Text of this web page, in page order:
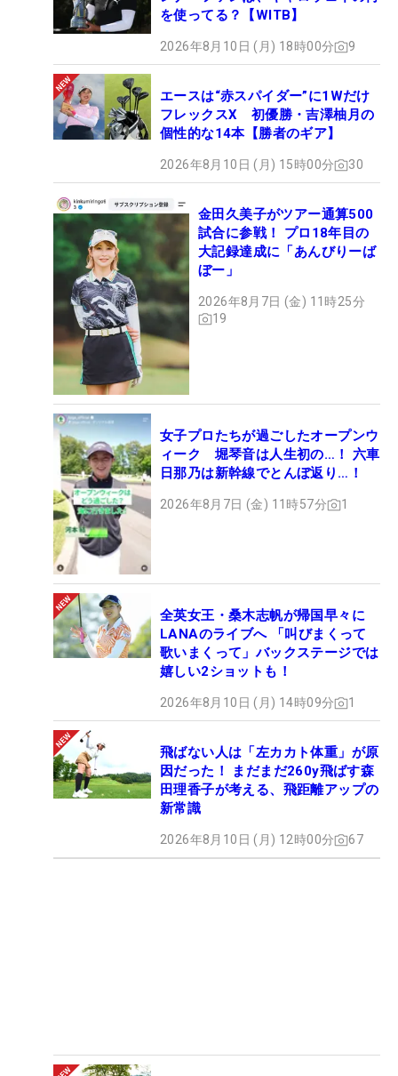
を使ってる？【WITB】
2026年8月10日 (月) 18時00分 9
エースは“赤スパイダー”に1Wだけ
フレックスX 初優勝・吉澤柚月の
個性的な14本【勝者のギア】
2026年8月10日 (月) 15時00分 30
金田久美子がツアー通算500
試合に参戦！ プロ18年目の
大記録達成に「あんびりーば
ぼー」
2026年8月7日 (金) 11時25分
19
女子プロたちが過ごしたオープンウ
ィーク 堀琴音は人生初の…！ 六車
日那乃は新幹線でとんぼ返り…！
2026年8月7日 (金) 11時57分 1
全英女王・桑木志帆が帰国早々に
LANAのライブへ 「叫びまくって
歌いまくって」バックステージでは
嬉しい2ショットも！
2026年8月10日 (月) 14時09分 1
飛ばない人は「左カカト体重」が原
因だった！ まだまだ260y飛ばす森
田理香子が考える、飛距離アップの
新常識
2026年8月10日 (月) 12時00分 67